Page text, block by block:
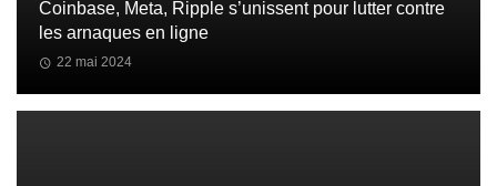
Coinbase, Meta, Ripple s’unissent pour lutter contre
les arnaques en ligne
22 mai 2024